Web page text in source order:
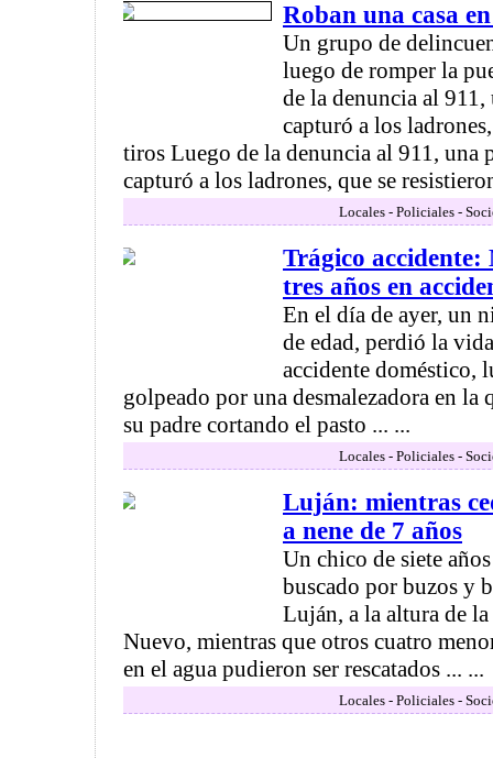
Roban una casa
Un grupo de
luego de romper la
de la denuncia al
capturó a los
tiros Luego de la denuncia al 911, una
capturó a los ladrones, que se
Locales - Policiales -
Trágico
tres años en
En el día de ayer, un
de edad, perdió la
accidente doméstico,
golpeado por una desmalezadora en la
su padre cortando el pasto ... ...
Locales - Policiales -
Luján: mientras
a nene de 7 años
Un chico de siete
buscado por buzos y
Luján, a la altura de
Nuevo, mientras que otros cuatro
en el agua pudieron ser rescatados ... ...
Locales - Policiales -